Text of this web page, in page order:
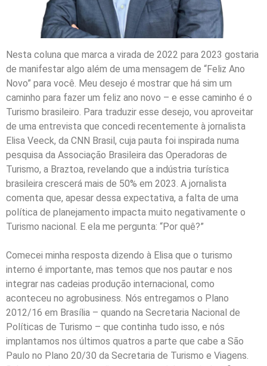
Nesta coluna que marca a virada de 2022 para 2023 gostaria
de manifestar algo além de uma mensagem de “Feliz Ano
Novo” para você. Meu desejo é mostrar que há sim um
caminho para fazer um feliz ano novo – e esse caminho é o
Turismo brasileiro. Para traduzir esse desejo, vou aproveitar
de uma entrevista que concedi recentemente à jornalista
Elisa Veeck, da CNN Brasil, cuja pauta foi inspirada numa
pesquisa da Associação Brasileira das Operadoras de
Turismo, a Braztoa, revelando que a indústria turística
brasileira crescerá mais de 50% em 2023. A jornalista
comenta que, apesar dessa expectativa, a falta de uma
política de planejamento impacta muito negativamente o
Turismo nacional. E ela me pergunta: “Por quê?”
Comecei minha resposta dizendo à Elisa que o turismo
interno é importante, mas temos que nos pautar e nos
integrar nas cadeias produção internacional, como
aconteceu no agrobusiness. Nós entregamos o Plano
2012/16 em Brasília – quando na Secretaria Nacional de
Políticas de Turismo – que continha tudo isso, e nós
implantamos nos últimos quatros a parte que cabe a São
Paulo no Plano 20/30 da Secretaria de Turismo e Viagens.